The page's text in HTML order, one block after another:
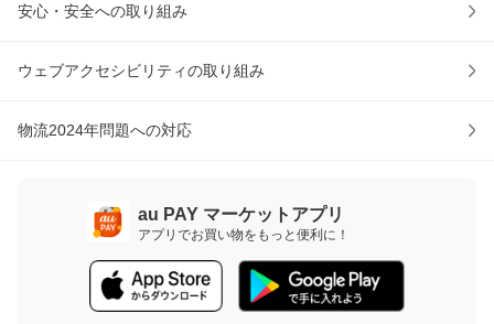
安心・安全への取り組み
ウェブアクセシビリティの取り組み
物流2024年問題への対応
au PAY マーケットアプリ
アプリでお買い物をもっと便利に！